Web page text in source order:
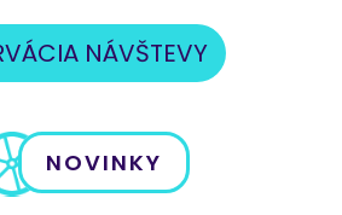
NÁVŠTEVY
NOVINKY